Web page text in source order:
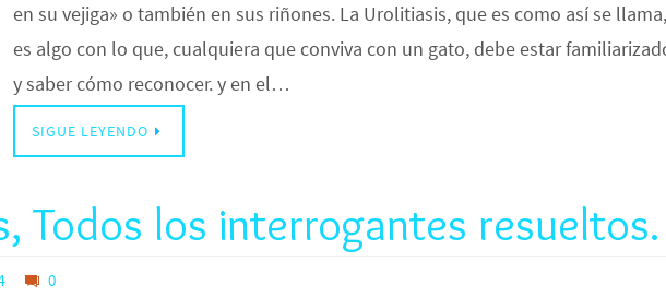
en su vejiga» o también en sus riñones. La Urolitiasis, que es como así se llama,
es algo con lo que, cualquiera que conviva con un gato, debe estar
y saber cómo reconocer. y en el…
SIGUE LEYENDO
Todos los interrogantes resueltos.
0